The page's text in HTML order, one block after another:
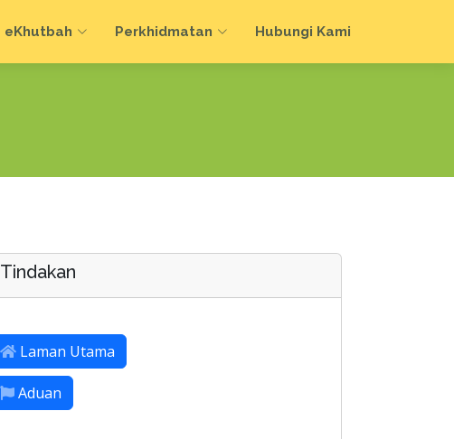
eKhutbah Perkhidmatan Hubungi Kami
Tindakan
Laman Utama
Aduan